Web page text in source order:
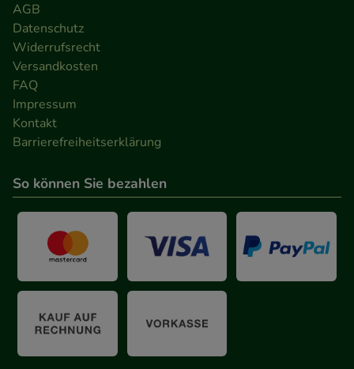
Besuchers oder unsere Seite an bevorzugte
Verhaltensweisen (z.B. Spracheinstellung)
anzupassen. Komfort-Cookies ermöglichen es uns
auch auf Ihre Bedürfnisse zugeschrittene Inhalte
anzuzeigen und unser Partnerprogramm zu
betreiben.
Informationen über die Art und Weise der Nutzung
unserer Website sammeln, mit deren Hilfe wir
unsere Website weiter für Sie optimieren können,
den Inhalt auf unserer Website aber auch die
Werbung auf Drittseiten möglichst relevant für Sie
zu gestalten. Bitte beachten Sie, dass Daten hierfür
teilweise an Dritte wie z.B. Google oder soziale
Medien übertragen werden.
AGB
Datenschutz
Widerrufsrecht
Versandkosten
FAQ
Impressum
Kontakt
Barrierefreiheitserklärung
So können Sie bezahlen